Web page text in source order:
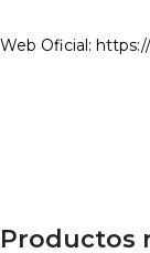
Web Oficial:
Productos